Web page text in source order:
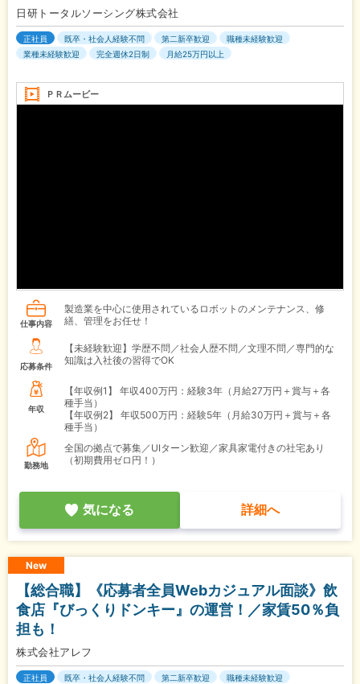
日研トータルソーシング株式会社
正社員 既卒・社会人経験不問 第二新卒歓迎
職種未経験歓迎
業種未経験歓迎
完全週休2日制 月給25万円以上
ＰＲムービー
仕事内容
製造業を中心に使用されているロボットのメンテナンス、修
繕、管理をお任せ！
応募条件
【未経験歓迎】学歴不問／社会人歴不問／文理不問／専門的な
知識は入社後の習得でOK
年収
【年収例1】
年収400万円：経験3年（月給27万円＋賞与＋各
種手当）
【年収例2】
年収500万円：経験5年（月給30万円＋賞与＋各
種手当）
勤務地
全国の拠点で募集／UIターン歓迎／家具家電付きの社宅あり
（初期費用ゼロ円！）
気になる 詳細へ
New
【総合職】《応募者全員Webカジュアル面談》飲
食店『びっくりドンキー』の運営！／家賃50％負
担も！
株式会社アレフ
正社員 既卒・社会人経験不問 第二新卒歓迎
職種未経験歓迎